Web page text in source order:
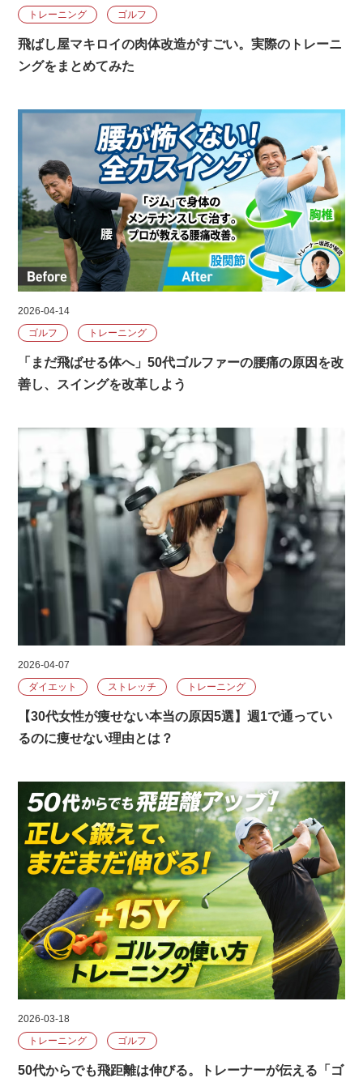
トレーニング
ゴルフ
飛ばし屋マキロイの肉体改造がすごい。実際のトレーニ
ングをまとめてみた
2026-04-14
ゴルフ
トレーニング
「まだ飛ばせる体へ」50代ゴルファーの腰痛の原因を改
善し、スイングを改革しよう
2026-04-07
ダイエット
ストレッチ トレーニング
【30代女性が痩せない本当の原因5選】週1で通ってい
るのに痩せない理由とは？
2026-03-18
トレーニング
ゴルフ
50代からでも飛距離は伸びる。トレーナーが伝える「ゴ